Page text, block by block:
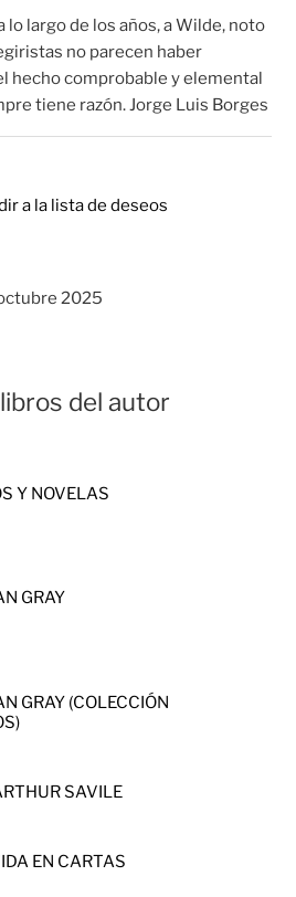
lo largo de los años, a Wilde, noto
no parecen haber
hecho comprobable y elemental
tiene razón. Jorge Luis Borges
a la lista de deseos
2025
del autor
Y NOVELAS
GRAY
GRAY (COLECCIÓN
SAVILE
EN CARTAS